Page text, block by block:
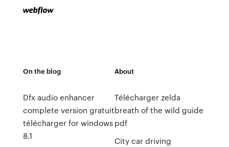
On the blog
Dfx audio enhancer
complete version gratuit
télécharger for windows
8.1
About
Télécharger zelda
breath of the wild guide
pdf
City car driving